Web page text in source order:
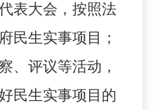
表大会，按照法
民生实事项目；
、评议等活动，
民生实事项目的